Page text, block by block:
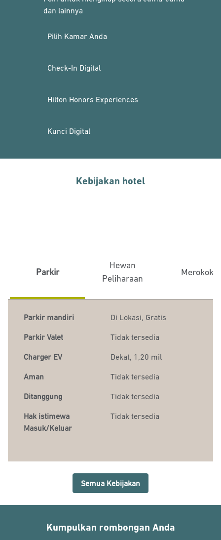
dan lainnya
Pilih Kamar Anda
Check-In Digital
Hilton Honors Experiences
Kunci Digital
Kebijakan hotel
Parkir
Hewan
Peliharaan
Merokok
Parkir mandiri Di Lokasi, Gratis
Parkir Valet Tidak tersedia
Charger EV Dekat, 1,20 mil
Aman Tidak tersedia
Ditanggung Tidak tersedia
Hak istimewa
Masuk/Keluar
Tidak tersedia
Semua Kebijakan
Kumpulkan rombongan Anda